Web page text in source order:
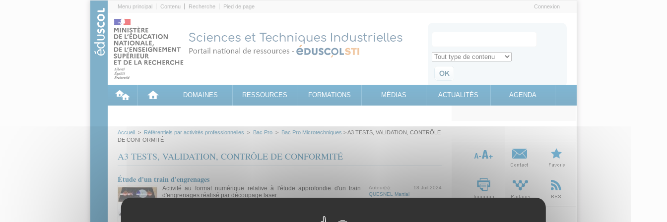
Menu principal Contenu Recherche Pied de page Connexion
Search for
Retrouvez toute l'information sur le site education.gouv.fr
DOMAINES RESSOURCES FORMATIONS MÉDIAS ACTUALITÉS AGENDA
Accueil > Référentiels par activités professionnelles > Bac Pro > Bac Pro Microtechniques > A3 TESTS, VALIDATION, CONTRÔLE
DE CONFORMITÉ
A3 TESTS, VALIDATION, CONTRÔLE DE CONFORMITÉ
Étude d'un train d'engrenages
18 Juil 2024
Auteur(s):
QUESNEL Martial
Activité au format numérique relative à l'étude approfondie d'un train
d'engrenages réalisé par découpage laser.